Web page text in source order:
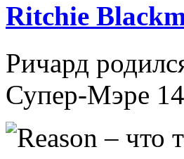
Ritchie
Ричард
Супер-Мэре